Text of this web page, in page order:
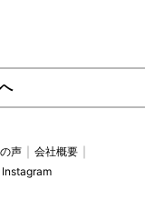
声
会社概要
Instagram